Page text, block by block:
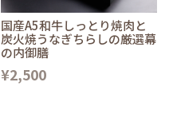
国産A5和牛しっとり焼肉と
炭火焼うなぎちらしの厳選幕
の内御膳
¥2,500